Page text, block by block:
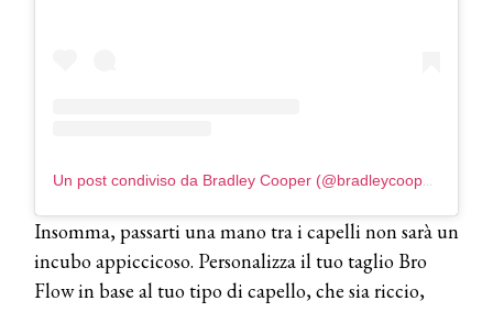
Un post condiviso da Bradley Cooper (@bradleycooper__original)
Insomma, passarti una mano tra i capelli non sarà un
incubo appiccicoso. Personalizza il tuo taglio Bro
Flow in base al tuo tipo di capello, che sia riccio,